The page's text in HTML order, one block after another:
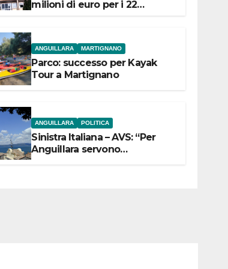
milioni di euro per i 22
ANGUILLARA MARTIGNANO
Parco: successo per Kayak
Tour a Martignano
ANGUILLARA POLITICA
Sinistra Italiana – AVS: “Per
Anguillara servono